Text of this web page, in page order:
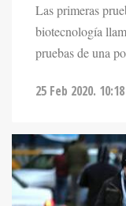
Las primeras
biotecnología
pruebas de una
25 Feb 2020.